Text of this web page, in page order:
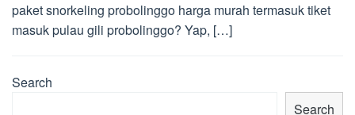
paket snorkeling probolinggo harga murah termasuk tiket
masuk pulau gili probolinggo? Yap, […]
Search
Search